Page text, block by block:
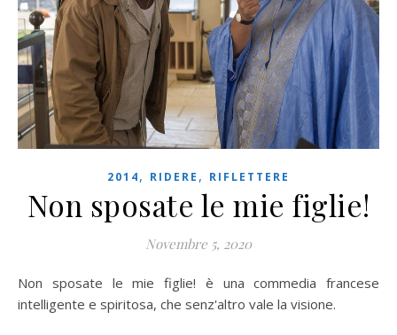
2014, RIDERE , RIFLETTERE
Non sposate le mie figlie!
Novembre 5, 2020
Non sposate le mie figlie! è una commedia francese
intelligente e spiritosa, che senz'altro vale la visione.